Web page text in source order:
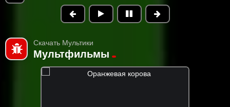
Скачать Мультики
Мультфильмы